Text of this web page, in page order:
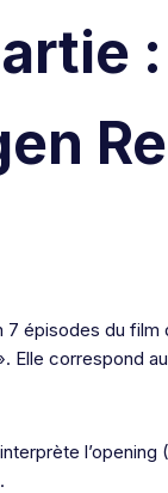
:
7 épisodes du film
Elle correspond